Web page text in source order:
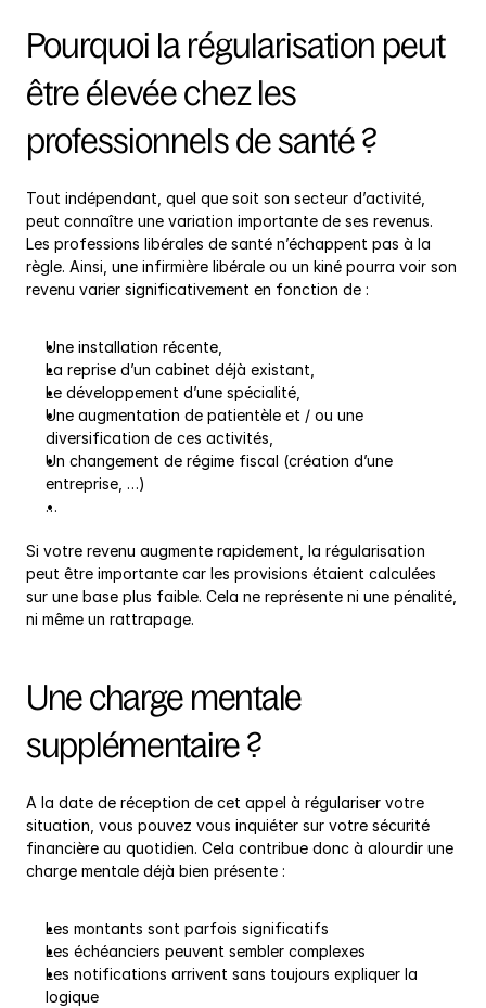
Pourquoi la régularisation peut
être élevée chez les
professionnels de santé ?
Tout indépendant, quel que soit son secteur d’activité,
peut connaître une variation importante de ses revenus.
Les professions libérales de santé n’échappent pas à la
règle. Ainsi, une infirmière libérale ou un kiné pourra voir son
revenu varier significativement en fonction de :
Une installation récente,
La reprise d’un cabinet déjà existant,
Le développement d’une spécialité,
Une augmentation de patientèle et / ou une
diversification de ces activités,
Un changement de régime fiscal (création d’une
entreprise, …)
…
Si votre revenu augmente rapidement, la régularisation
peut être importante car les provisions étaient calculées
sur une base plus faible. Cela ne représente ni une pénalité,
ni même un rattrapage.
Une charge mentale
supplémentaire ?
A la date de réception de cet appel à régulariser votre
situation, vous pouvez vous inquiéter sur votre sécurité
financière au quotidien. Cela contribue donc à alourdir une
charge mentale déjà bien présente :
Les montants sont parfois significatifs
Les échéanciers peuvent sembler complexes
Les notifications arrivent sans toujours expliquer la
logique